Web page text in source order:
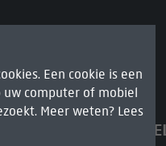
Een cookie is een
computer of mobiel
Meer weten? Lees
IN